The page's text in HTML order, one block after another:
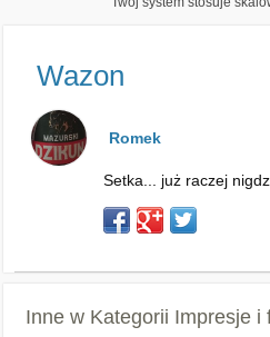
Wazon
Romek
Setka... już raczej
Inne w Kategorii Impresje i